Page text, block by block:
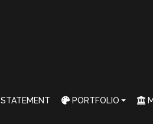
STATEMENT PORTFOLIO